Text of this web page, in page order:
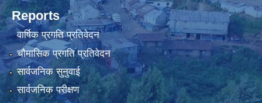
Reports
वार्षिक प्रगति प्रतिवेदन
चौमासिक प्रगति प्रतिवेदन
सार्वजनिक सुनुवाई
सार्वजनिक परीक्षण